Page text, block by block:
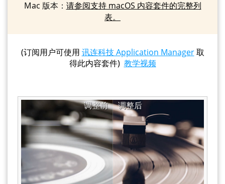
Mac 版本： 请参阅支持 macOS 内容套件的完整列
表。
(订阅用户可使用 讯连科技 Application Manager取
得此内容套件) 教学视频
调整后
调整前